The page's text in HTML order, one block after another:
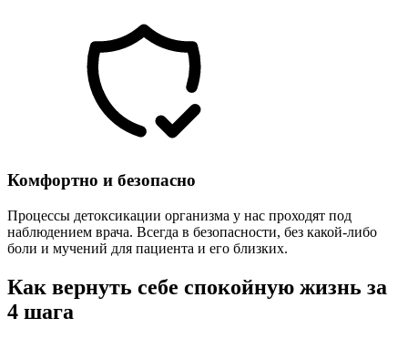
Комфортно и безопасно
Процессы детоксикации организма у нас проходят под
наблюдением врача. Всегда в безопасности, без какой-либо
боли и мучений для пациента и его близких.
Как вернуть себе спокойную жизнь за
4 шага